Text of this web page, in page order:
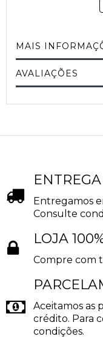
MAIS
AVALIAÇÕES
Entregamos
Consulte
LOJA
Compre com
Aceitamos as
crédito. Para
condições.